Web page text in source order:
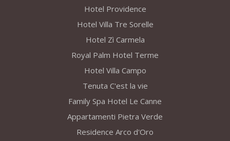
Hotel Providence
Hotel Villa Tre Sorelle
Hotel Zì Carmela
Royal Palm Hotel Terme
Hotel Villa Campo
Tenuta C'est la vie
Family Spa Hotel Le Canne
Appartamenti Pietra Verde
Residence Arco d'Oro